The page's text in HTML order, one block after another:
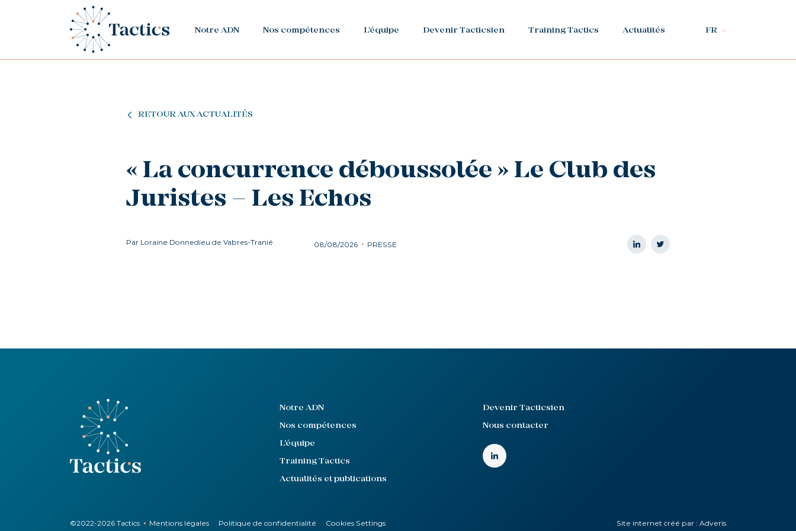
Notre ADN Nos compétences L'équipe Devenir Tacticsien Training Tactics Actualités FR
RETOUR AUX ACTUALITÉS
« La concurrence déboussolée » Le Club des
Juristes – Les Echos
Par Loraine Donnedieu de Vabres-Tranié 08/08/2026 PRESSE
Notre ADN
Nos compétences
L'équipe
Training Tactics
Actualités et publications
Devenir Tacticsien
Nous contacter
©2022-2026 Tactics Mentions légales Politique de confidentialité Cookies Settings Site internet créé par : Adveris